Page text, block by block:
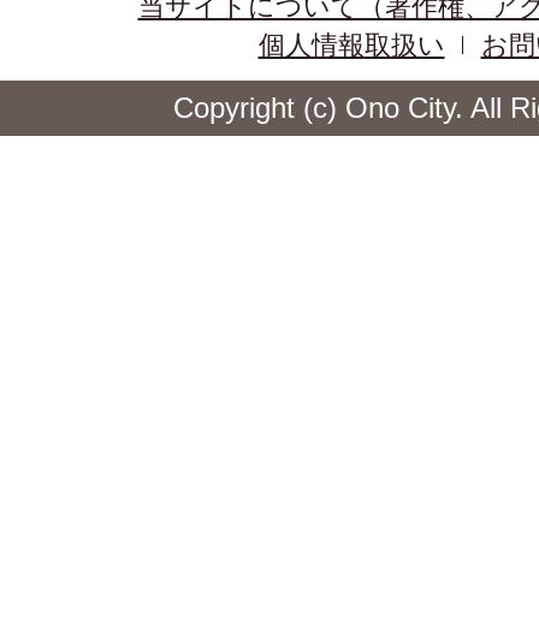
当サイトについて（著作権、ア
個人情報取扱い
お
Copyright (c) Ono City. All